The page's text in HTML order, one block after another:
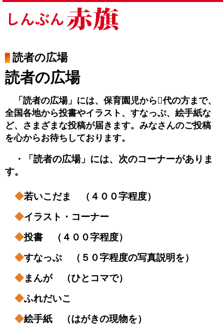
読者の広場
読者の広場
「読者の広場」には、保育園児から代の方まで、
全国各地から投書やイラスト、すなっぷ、絵手紙な
ど、さまざまな投稿が届きます。みなさんのご投稿
を心からお待ちしております。
・「読者の広場」には、次のコーナーがありま
す。
◆若いこだま （４００字程度）
◆イラスト・コーナー
◆投書 （４００字程度）
◆すなっぷ （５０字程度の写真説明を）
◆まんが （ひとコマで）
◆ふれだいこ
◆絵手紙 （はがきの現物を）